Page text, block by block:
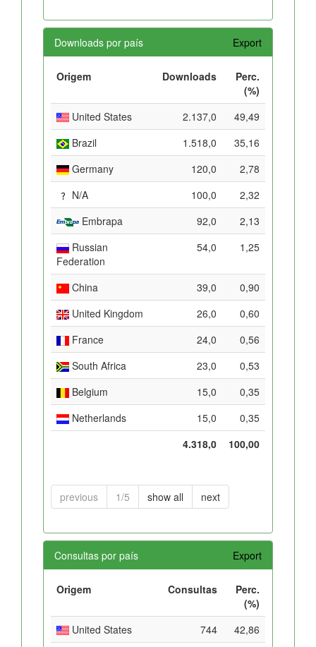
Downloads por país Export
Origem Downloads
Perc.
(%)
United States
2.137,0
49,49
Brazil
1.518,0
35,16
Germany
120,0
2,78
N/A
100,0
2,32
Embrapa
92,0
2,13
Russian
Federation
54,0 1,25
China 39,0
0,90
United Kingdom
26,0
0,60
France
24,0
0,56
South Africa
23,0
0,53
Belgium
15,0
0,35
Netherlands
15,0
0,35
4.318,0
100,00
previous 1/5 show all next
Consultas por país Export
Origem Consultas
Perc.
(%)
United States
744
42,86